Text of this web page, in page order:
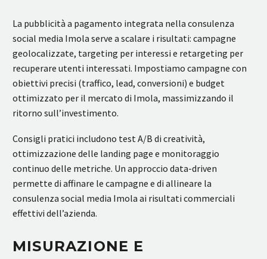
La pubblicità a pagamento integrata nella consulenza
social media Imola serve a scalare i risultati: campagne
geolocalizzate, targeting per interessi e retargeting per
recuperare utenti interessati. Impostiamo campagne con
obiettivi precisi (traffico, lead, conversioni) e budget
ottimizzato per il mercato di Imola, massimizzando il
ritorno sull’investimento.
Consigli pratici includono test A/B di creatività,
ottimizzazione delle landing page e monitoraggio
continuo delle metriche. Un approccio data-driven
permette di affinare le campagne e di allineare la
consulenza social media Imola ai risultati commerciali
effettivi dell’azienda.
MISURAZIONE E